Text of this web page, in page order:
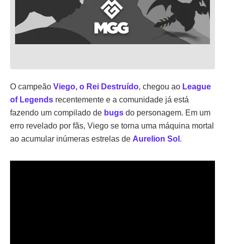
O campeão Viego, o Rei Destruído, chegou ao League
of Legends recentemente e a comunidade já está
fazendo um compilado de bugs do personagem. Em um
erro revelado por fãs, Viego se torna uma máquina mortal
ao acumular inúmeras estrelas de Aurelion Sol .